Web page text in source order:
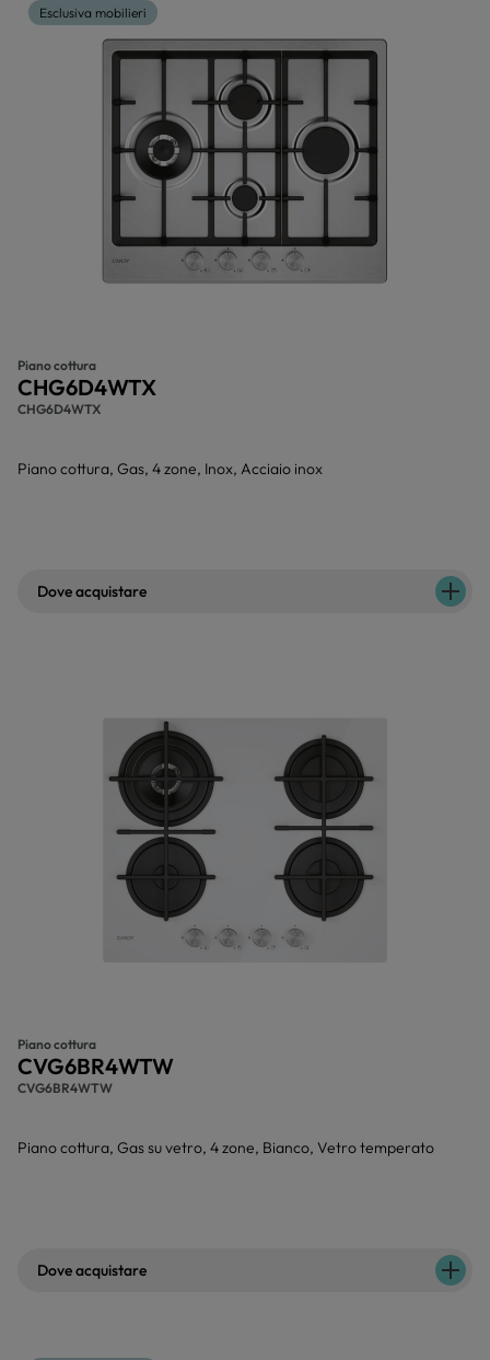
Esclusiva mobilieri
Piano cottura
CHG6D4WTX
CHG6D4WTX
Piano cottura, Gas, 4 zone, Inox, Acciaio inox
Dove acquistare
Piano cottura
CVG6BR4WTW
CVG6BR4WTW
Piano cottura, Gas su vetro, 4 zone, Bianco, Vetro temperato
Dove acquistare